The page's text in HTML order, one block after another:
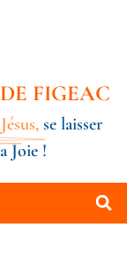
FIGEAC
se laisser
Joie !